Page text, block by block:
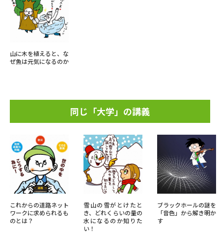
山に木を植えると、な
ぜ魚は元気になるのか
同じ「大学」の講義
これからの道路ネット
ワークに求められるも
のとは？
雪山の雪がとけたと
き、どれくらいの量の
水になるのか知りた
い！
ブラックホールの謎を
「音色」から解き明か
す